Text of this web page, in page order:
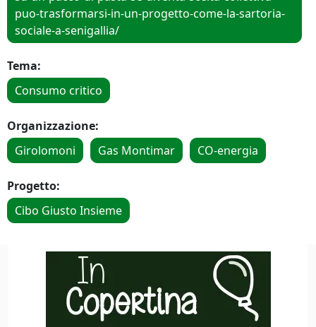
puo-trasformarsi-in-un-progetto-come-la-sartoria-
sociale-a-senigallia/
Tema:
Consumo critico
Organizzazione:
Girolomoni
Gas Montimar CO-energia
Progetto:
Cibo Giusto Insieme